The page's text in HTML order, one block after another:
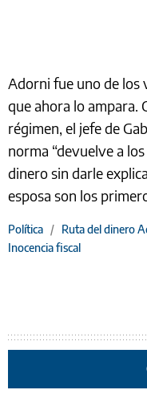
Adorni fue uno de los
que ahora lo ampara.
régimen, el jefe de
norma “devuelve a
dinero sin darle
esposa son los
Política / Ruta del dinero
Inocencia fiscal